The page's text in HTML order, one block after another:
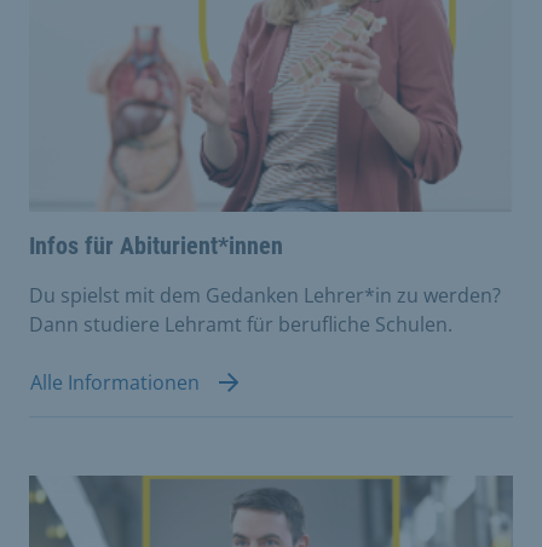
Infos für Abiturient*innen
Du spielst mit dem Gedanken Lehrer*in zu werden?
Dann studiere Lehramt für berufliche Schulen.
Alle Informationen